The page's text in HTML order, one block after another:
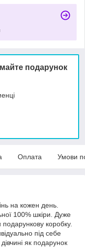
подарунок
Оплата Умови
на кожен день.
100% шкіри. Дуже
подарункову коробку.
під себе
як подарунок